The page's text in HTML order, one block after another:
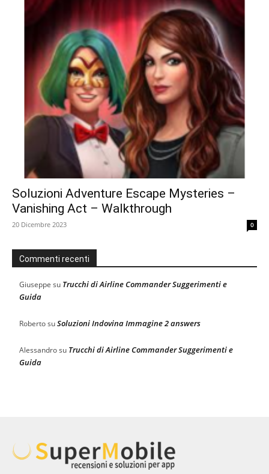
Soluzioni Adventure Escape Mysteries –
Vanishing Act – Walkthrough
20 Dicembre 2023 0
Commenti recenti
Giuseppe su Trucchi di Airline Commander Suggerimenti e
Guida
RobertosuSoluzioni Indovina Immagine 2 answers
Alessandrosu Trucchi di Airline Commander Suggerimenti e
Guida